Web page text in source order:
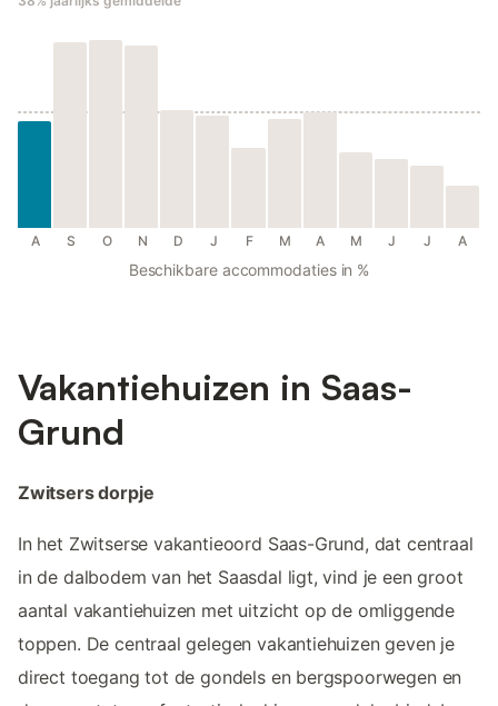
A S O N D J F M A M J J A
Beschikbare accommodaties in %
Vakantiehuizen in Saas-
Grund
Zwitsers dorpje
In het Zwitserse vakantieoord Saas-Grund, dat centraal
in de dalbodem van het Saasdal ligt, vind je een groot
aantal vakantiehuizen met uitzicht op de omliggende
toppen. De centraal gelegen vakantiehuizen geven je
direct toegang tot de gondels en bergspoorwegen en